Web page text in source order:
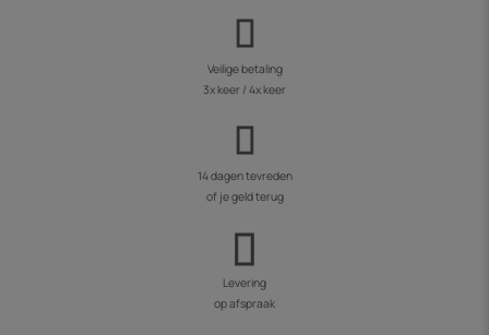
Veilige betaling
3x keer / 4x keer
14 dagen tevreden
of je geld terug
Levering
op afspraak